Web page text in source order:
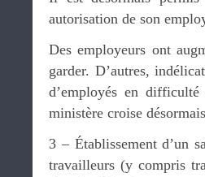
autorisation de son
Des employeurs ont
garder. D’autres,
d’employés en
ministère croise
3 – Établissement d’un
travailleurs (y compris